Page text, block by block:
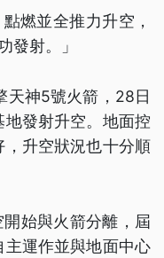
燃並全推力升空，
發射。」
天神5號火箭，28日
發射升空。地面控
升空狀況也十分順
始與火箭分離，屆
運作並與地面中心